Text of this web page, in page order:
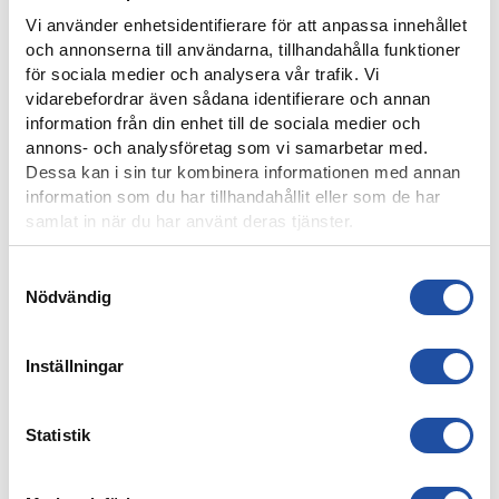
Vi använder enhetsidentifierare för att anpassa innehållet
och annonserna till användarna, tillhandahålla funktioner
för sociala medier och analysera vår trafik. Vi
vidarebefordrar även sådana identifierare och annan
information från din enhet till de sociala medier och
annons- och analysföretag som vi samarbetar med.
Dessa kan i sin tur kombinera informationen med annan
information som du har tillhandahållit eller som de har
samlat in när du har använt deras tjänster.
Nödvändig
Inställningar
Statistik
ÅRSKORTARE: HÄMTA UT ERA KAMRATBILJETTER!
FREJA LINDWALL LÅNAS UT TILL HUSQVARNA FF